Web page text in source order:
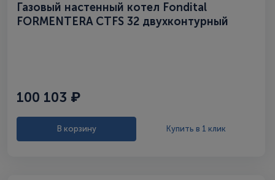
Газовый настенный котел Fondital
FORMENTERA CTFS 32 двухконтурный
100 103 ₽
В корзину Купить в 1 клик